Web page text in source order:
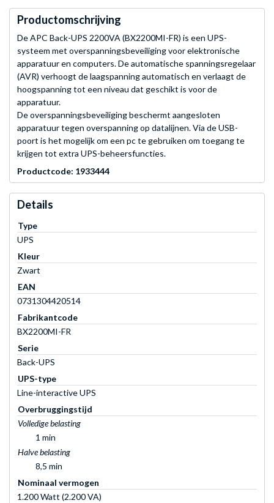
Productomschrijving
De APC Back-UPS 2200VA (BX2200MI-FR) is een UPS-
systeem met overspanningsbeveiliging voor elektronische
apparatuur en computers. De automatische spanningsregelaar
(AVR) verhoogt de laagspanning automatisch en verlaagt de
hoogspanning tot een niveau dat geschikt is voor de
apparatuur.
De overspanningsbeveiliging beschermt aangesloten
apparatuur tegen overspanning op datalijnen. Via de USB-
poort is het mogelijk om een pc te gebruiken om toegang te
krijgen tot extra UPS-beheersfuncties.
Productcode: 1933444
Details
Type
UPS
Kleur
Zwart
EAN
0731304420514
Fabrikantcode
BX2200MI-FR
Serie
Back-UPS
UPS-type
Line-interactive UPS
Overbruggingstijd
Volledige belasting
1 min
Halve belasting
8,5 min
Nominaal vermogen
1.200 Watt (2.200 VA)